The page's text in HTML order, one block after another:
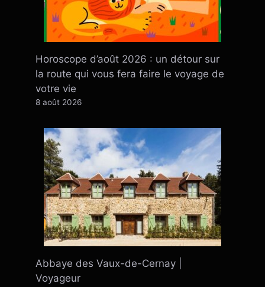
Horoscope d’août 2026 : un détour sur
la route qui vous fera faire le voyage de
votre vie
8 août 2026
Abbaye des Vaux-de-Cernay |
Voyageur